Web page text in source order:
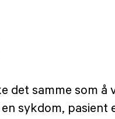
det samme som
sykdom,